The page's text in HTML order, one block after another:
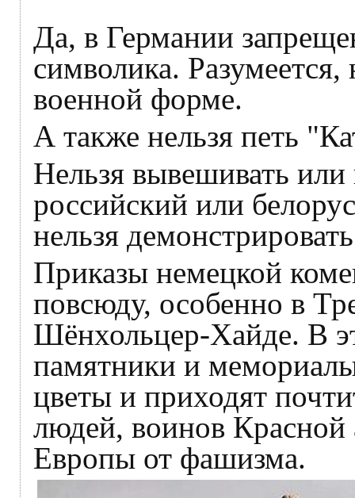
Да, в Германии
символика. Разумеется,
военной форме.
А также нельзя петь
Нельзя вывешивать или
российский или
нельзя
Приказы немецкой
повсюду, особенно в
Шёнхольцер-Хайде. В
памятники и
цветы и приходят
людей, воинов Красной
Европы от фашизма.